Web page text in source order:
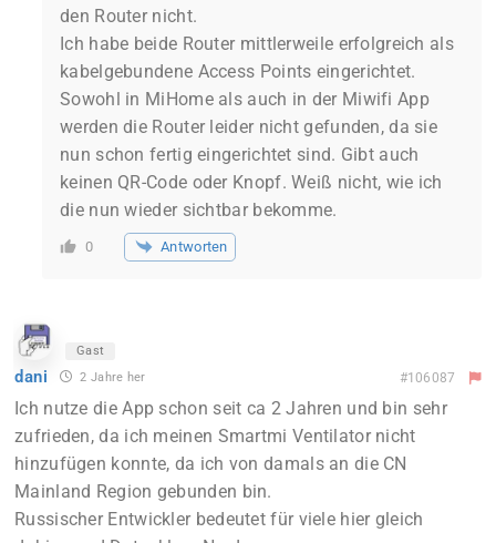
den Router nicht.
Ich habe beide Router mittlerweile erfolgreich als
kabelgebundene Access Points eingerichtet.
Sowohl in MiHome als auch in der Miwifi App
werden die Router leider nicht gefunden, da sie
nun schon fertig eingerichtet sind. Gibt auch
keinen QR-Code oder Knopf. Weiß nicht, wie ich
die nun wieder sichtbar bekomme.
0 Antworten
Gast
dani 2 Jahre her #106087
Ich nutze die App schon seit ca 2 Jahren und bin sehr
zufrieden, da ich meinen Smartmi Ventilator nicht
hinzufügen konnte, da ich von damals an die CN
Mainland Region gebunden bin.
Russischer Entwickler bedeutet für viele hier gleich